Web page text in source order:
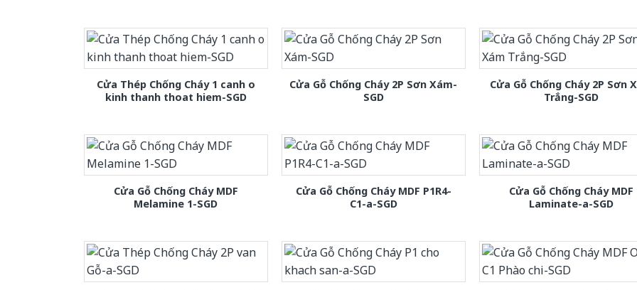
Cửa Thép Chống Cháy 1 canh o
kinh thanh thoat hiem-SGD
Cửa Gỗ Chống Cháy 2P Sơn Xám-
SGD
Cửa Gỗ Chống Cháy 2P Sơn
Trắng-SGD
Cửa Gỗ Chống Cháy MDF
Melamine 1-SGD
Cửa Gỗ Chống Cháy MDF P1R4-
C1-a-SGD
Cửa Gỗ Chống Cháy MDF
Laminate-a-SGD